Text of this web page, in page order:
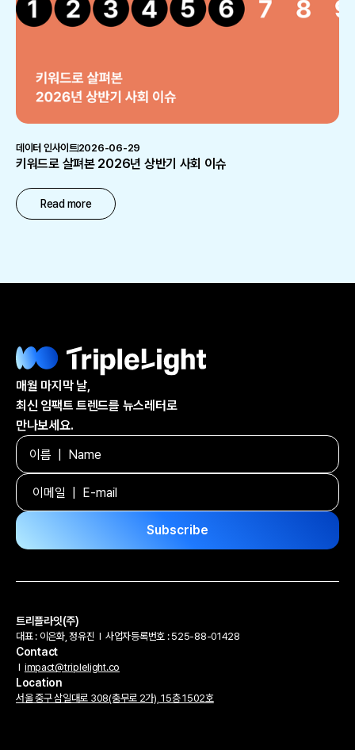
데이터 인사이트2026-06-29
키워드로 살펴본 2026년 상반기 사회 이슈
Read more
매월 마지막 날,
최신 임팩트 트렌드를 뉴스레터로
만나보세요.
트리플라잇(주)
대표 : 이은화, 정유진 l 사업자등록번호 : 525-88-01428
Contact
l impact@triplelight.co
Location
서울 중구 삼일대로 308(충무로 2가), 15층 1502호